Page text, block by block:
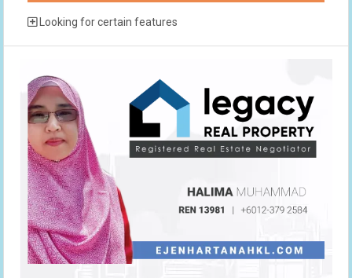
Looking for certain features